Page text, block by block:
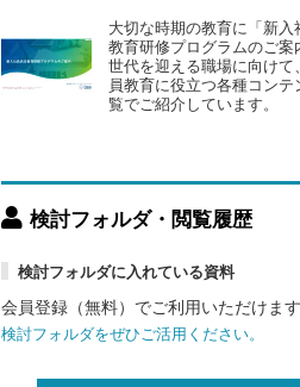
大切な時期の教育に「新入
教育研修プログラムのご案
世代を迎える職場に向けて
員教育に役立つ各種コンテ
覧でご紹介しています。
検討フォルダ・閲覧履歴
検討フォルダに入れている資料
会員登録（無料）でご利用いただけます
検討フォルダをぜひご活用ください。